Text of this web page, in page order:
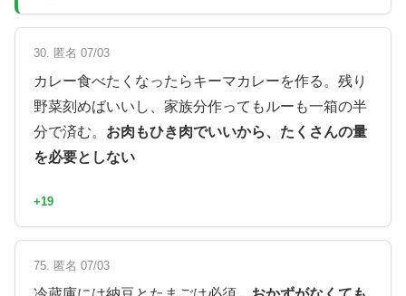
30. 匿名 07/03
カレー食べたくなったらキーマカレーを作る。残り
野菜刻めばいいし、家族分作ってもルーも一箱の半
分で済む。 お肉もひき肉でいいから、たくさんの量
を必要としない
+19
75. 匿名 07/03